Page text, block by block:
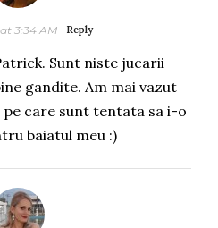
3:34 AM Reply
Sunt niste jucarii
gandite. Am mai vazut
pe care sunt tentata sa i-o
baiatul meu :)